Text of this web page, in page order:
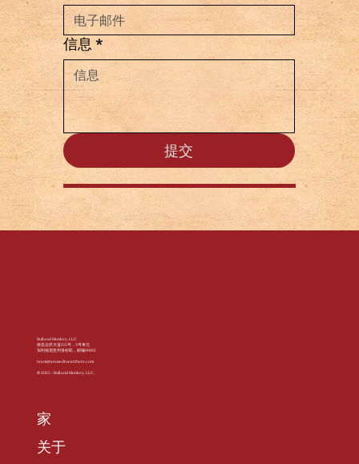
信息 *
提交
Bull and Monkey, LLC.
南圣达菲大道215号，3号单元
加利福尼亚州洛杉矶，邮编90012
team@weusedtoeatthere.com
© 2025 - Bull and Monkey, LLC。
家
关于